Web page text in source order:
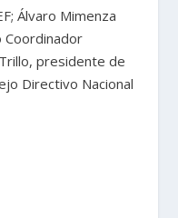
Álvaro Mimenza
Coordinador
presidente de
Directivo Nacional